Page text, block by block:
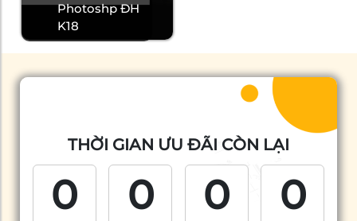
Photoshp ĐH
K18
THỜI GIAN ƯU ĐÃI CÒN LẠI
0 0 0 0